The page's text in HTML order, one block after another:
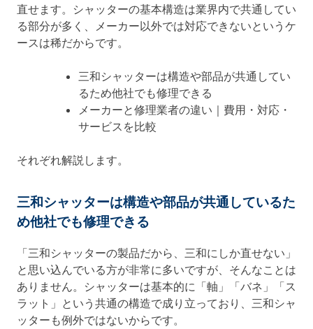
直せます。シャッターの基本構造は業界内で共通してい
る部分が多く、メーカー以外では対応できないというケ
ースは稀だからです。
三和シャッターは構造や部品が共通してい
るため他社でも修理できる
メーカーと修理業者の違い｜費用・対応・
サービスを比較
それぞれ解説します。
三和シャッターは構造や部品が共通しているた
め他社でも修理できる
「三和シャッターの製品だから、三和にしか直せない」
と思い込んでいる方が非常に多いですが、そんなことは
ありません。シャッターは基本的に「軸」「バネ」「ス
ラット」という共通の構造で成り立っており、三和シャ
ッターも例外ではないからです。